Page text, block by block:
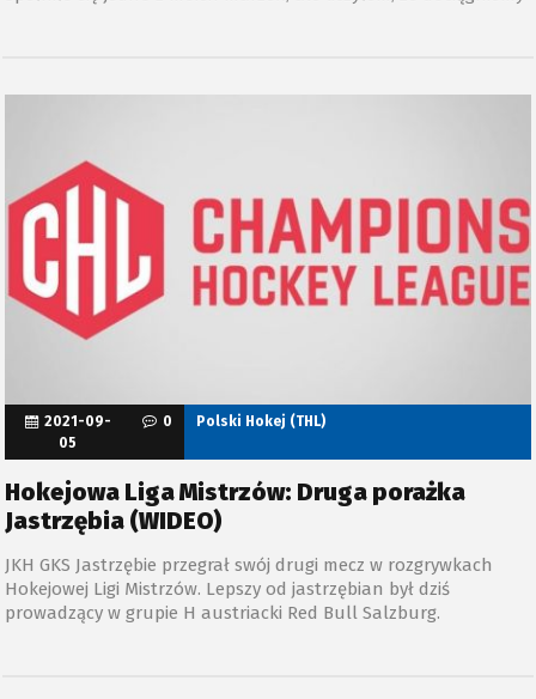
Hokejowa Liga Mistrzów: Druga porażka
Jastrzębia (WIDEO)
JKH GKS Jastrzębie przegrał swój drugi mecz w rozgrywkach
Hokejowej Ligi Mistrzów. Lepszy od jastrzębian był dziś
prowadzący w grupie H austriacki Red Bull Salzburg.
2021-09-
05
0 Polski Hokej (THL)